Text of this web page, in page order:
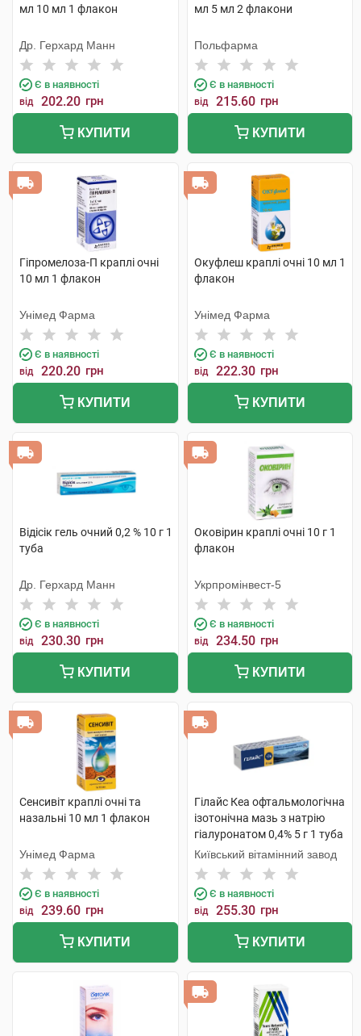
мл 10 мл 1 флакон
Др. Герхард Манн
Є в наявності
від 202.20 грн
КУПИТИ
мл 5 мл 2 флакони
Польфарма
Є в наявності
від 215.60 грн
КУПИТИ
Гіпромелоза-П краплі очні
10 мл 1 флакон
Унімед Фарма
Є в наявності
від 220.20 грн
КУПИТИ
Окуфлеш краплі очні 10 мл 1
флакон
Унімед Фарма
Є в наявності
від 222.30 грн
КУПИТИ
Відісік гель очний 0,2 % 10 г 1
туба
Др. Герхард Манн
Є в наявності
від 230.30 грн
КУПИТИ
Оковірин краплі очні 10 г 1
флакон
Укрпромінвест-5
Є в наявності
від 234.50 грн
КУПИТИ
Сенсивіт краплі очні та
назальні 10 мл 1 флакон
Унімед Фарма
Є в наявності
від 239.60 грн
КУПИТИ
Гілайс Кеа офтальмологічна
ізотонічна мазь з натрію
гіалуронатом 0,4% 5 г 1 туба
Київський вітамінний завод
Є в наявності
від 255.30 грн
КУПИТИ